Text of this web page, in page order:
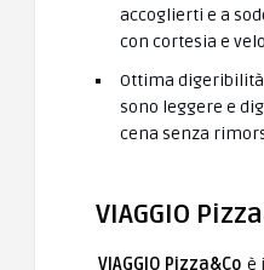
accoglierti e a
con cortesia e
Ottima
sono leggere e
cena senza
VIAGGIO
VIAGGIO Pizza&Co è